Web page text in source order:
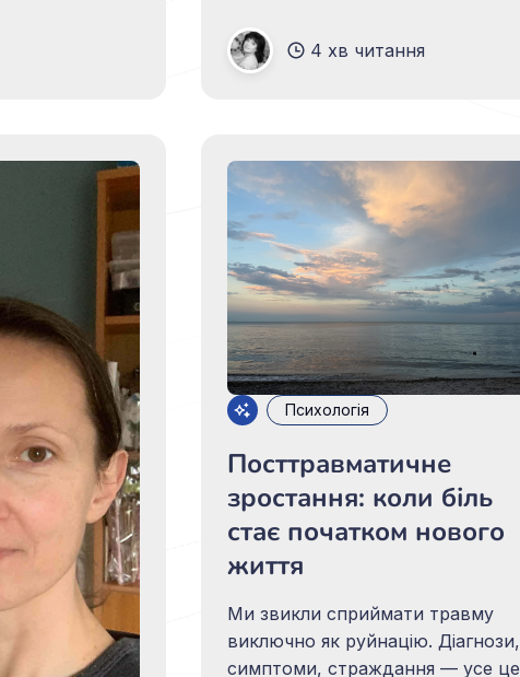
фондів репліки третьої
рукотворної «Вишиванки для
оборони України, очільника Офісу
Президента України – генерал-
лейтенанта Кирила Буданова.
Подія стала продовженням
4 хв читання
Психологія
Посттравматичне
зростання: коли біль
стає початком нового
життя
Ми звикли сприймати травму
виключно як руйнацію. Діагнози,
симптоми, страждання — усе це